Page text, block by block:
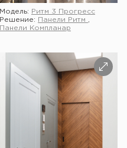
Модель:
Ритм 3 Прогресс
Решение:
Панели Ритм
Панели Компланар